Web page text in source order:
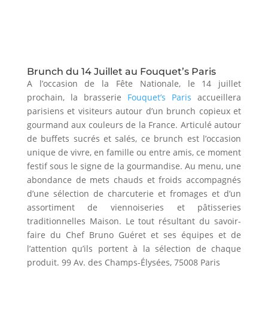
Brunch du 14 Juillet au Fouquet’s Paris
A l’occasion de la Fête Nationale, le 14 juillet
prochain, la brasserie Fouquet’s Paris accueillera
parisiens et visiteurs autour d’un brunch copieux et
gourmand aux couleurs de la France. Articulé autour
de buffets sucrés et salés, ce brunch est l’occasion
unique de vivre, en famille ou entre amis, ce moment
festif sous le signe de la gourmandise. Au menu, une
abondance de mets chauds et froids accompagnés
d’une sélection de charcuterie et fromages et d’un
assortiment de viennoiseries et pâtisseries
traditionnelles Maison. Le tout résultant du savoir-
faire du Chef Bruno Guéret et ses équipes et de
l’attention qu’ils portent à la sélection de chaque
produit. 99 Av. des Champs-Élysées, 75008 Paris